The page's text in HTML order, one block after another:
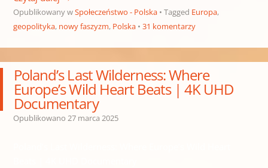
Opublikowany wSpołeczeństwo - Polska Tagged Europa,
geopolityka, nowy faszyzm, Polska 31 komentarzy
Poland’s Last Wilderness: Where
Europe’s Wild Heart Beats | 4K UHD
Documentary
Opublikowano 27 marca 2025